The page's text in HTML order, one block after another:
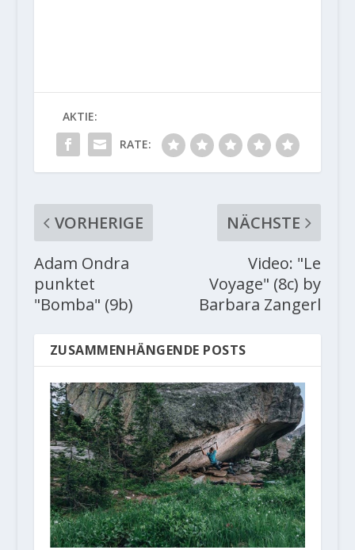
AKTIE:
RATE:
VORHERIGE
Adam Ondra
punktet
"Bomba" (9b)
NÄCHSTE
Video: "Le
Voyage" (8c) by
Barbara Zangerl
ZUSAMMENHÄNGENDE POSTS